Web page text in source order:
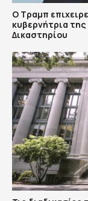
Ο Τραμπ
κυβερνήτρια
Δικαστηρίου